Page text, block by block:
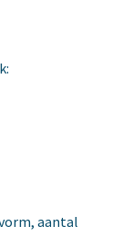
aantal